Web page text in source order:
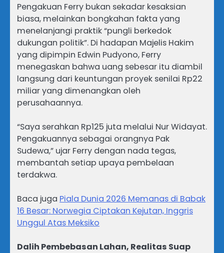
Pengakuan Ferry bukan sekadar kesaksian
biasa, melainkan bongkahan fakta yang
menelanjangi praktik “pungli berkedok
dukungan politik”. Di hadapan Majelis Hakim
yang dipimpin Edwin Pudyono, Ferry
menegaskan bahwa uang sebesar itu diambil
langsung dari keuntungan proyek senilai Rp22
miliar yang dimenangkan oleh
perusahaannya.
“Saya serahkan Rp125 juta melalui Nur Widayat.
Pengakuannya sebagai orangnya Pak
Sudewa,” ujar Ferry dengan nada tegas,
membantah setiap upaya pembelaan
terdakwa.
Baca juga Piala Dunia 2026 Memanas di Babak
16 Besar: Norwegia Ciptakan Kejutan, Inggris
Unggul Atas Meksiko
Dalih Pembebasan Lahan, Realitas Suap